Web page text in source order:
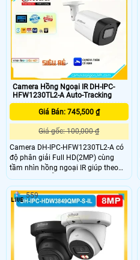
hồng ngoại đạt 100m chống ngược
sáng WDR 120dB chuẩn bảo vệ
IP66 chống nước bụi và chống sét
6000V hoạt động ổn định ngoài trời
ở nhiệt độ từ âm 40 đến 60 độ C
Camera Hồng Ngoại IR DH-IPC-
HFW1230TL2-A Auto-Tracking
Giá Bán: 745,500 ₫
Giá gốc: 100,000 ₫
Camera DH-IPC-HFW1230TL2-A có
độ phân giải Full HD(2MP) cùng
tầm nhìn hồng ngoại IR giúp theo
dõi cả ngày lẫn đêm. Thu âm thanh
nhờ mic tích hợp đem lại sự tiện lợi
khi giám sát từ xa Kết hợp thêm khả
năng nhận diện thông minh giúp
phát hiện chính xác.Thiết kế bền bỉ
chuẩn IP67 thích hợp lắp đặt ngoài
559